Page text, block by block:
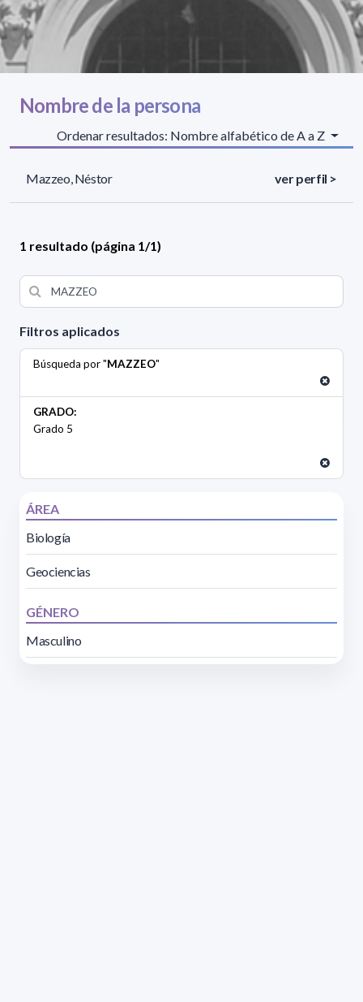
Filtros aplicados
Búsqueda por "MAZZEO"
GRADO:
Grado 5
ÁREA
Biología
Geociencias
GÉNERO
Masculino
Nombre de la persona
Ordenar resultados: Nombre alfabético de A a Z
Mazzeo, Néstor ver perfil >
1 resultado (página 1/1)